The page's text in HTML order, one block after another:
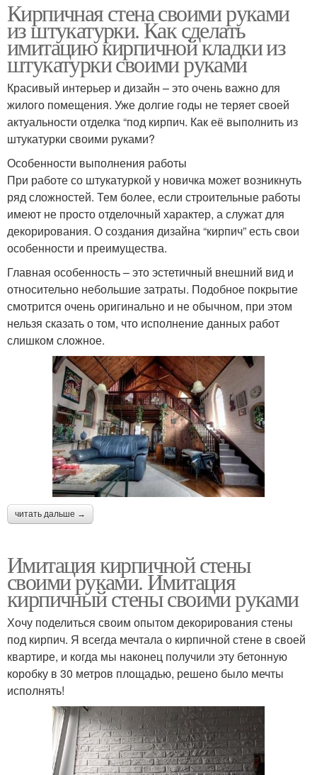
Кирпичная стена своими руками
из штукатурки. Как сделать
имитацию кирпичной кладки из
штукатурки своими руками
Красивый интерьер и дизайн – это очень важно для
жилого помещения. Уже долгие годы не теряет своей
актуальности отделка “под кирпич. Как её выполнить из
штукатурки своими руками?
Особенности выполнения работы
При работе со штукатуркой у новичка может возникнуть
ряд сложностей. Тем более, если строительные работы
имеют не просто отделочный характер, а служат для
декорирования. О создания дизайна “кирпич” есть свои
особенности и преимущества.
Главная особенность – это эстетичный внешний вид и
относительно небольшие затраты. Подобное покрытие
смотрится очень оригинально и не обычном, при этом
нельзя сказать о том, что исполнение данных работ
слишком сложное.
читать дальше →
Имитация кирпичной стены
своими руками. Имитация
кирпичный стены своими руками
Хочу поделиться своим опытом декорирования стены
под кирпич. Я всегда мечтала о кирпичной стене в своей
квартире, и когда мы наконец получили эту бетонную
коробку в 30 метров площадью, решено было мечты
исполнять!